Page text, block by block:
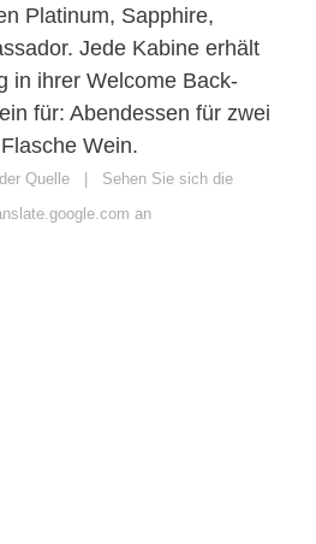
Platinum, Sapphire,
Jede Kabine erhält
in ihrer Welcome Back-
für: Abendessen für zwei
Wein.
Quelle | Sehen Sie sich die
an